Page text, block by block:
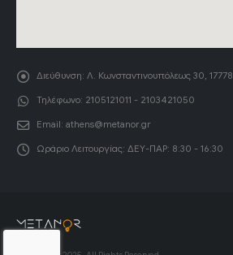
Διεύθυνση: Λ. Κωνσταντινουπόλεως 30, 17778
Τηλέφωνο: 2105121011 - 2103421050
Email: athens@metanor.gr
Ωράριο Λειτουργίας: ΔΕΥ-ΠΑΡ: 8:30 - 16:30